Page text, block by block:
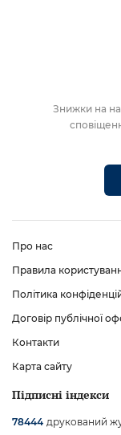
Знижки на
Про нас
Правила
Політика
Договір публічної
Контакти
Карта сайту
Підписні індекси
78444 друкований